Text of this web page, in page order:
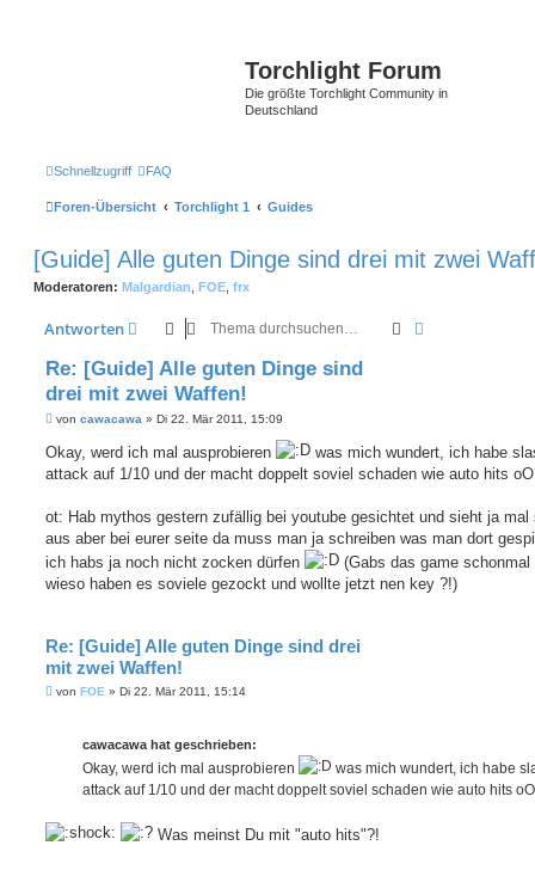
Torchlight Forum
Die größte Torchlight Community in
Deutschland
Schnellzugriff FAQ
Foren-Übersicht Torchlight 1 Guides
[Guide] Alle guten Dinge sind drei mit zwei
Moderatoren: Malgardian FOE frx
Antworten Suche
Re: [Guide] Alle guten Dinge sind
drei mit zwei Waffen!
B
i
t
r
von cawacawa » Di 22. Mär 2011, 15:09
Okay, werd ich mal ausprobieren
was mich wundert, ich habe
attack auf 1/10 und der macht doppelt soviel schaden wie auto hits
ot: Hab mythos gestern zufällig bei youtube gesichtet und sieht ja mal
aus aber bei eurer seite da muss man ja schreiben was man dort
ich habs ja noch nicht zocken dürfen
(Gabs das game schonmal
wieso haben es soviele gezockt und wollte jetzt nen key ?!)
Re: [Guide] Alle guten Dinge sind drei
mit zwei Waffen!
Bvon FOE » Di 22. Mär 2011, 15:14
cawacawa hat geschrieben:
Okay, werd ich mal ausprobieren
was mich wundert, ich habe
attack auf 1/10 und der macht doppelt soviel schaden wie auto hits
Was meinst Du mit "auto hits"?!